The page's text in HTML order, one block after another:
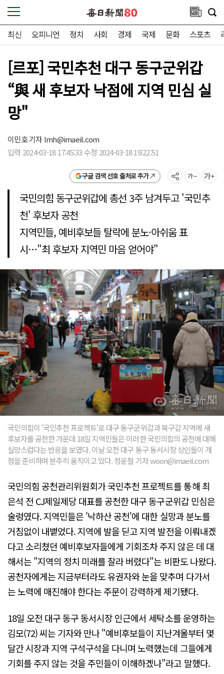
최신 오피니언 정치 사회 경제 국제 문화 스포츠
[르포] 국민추천 대구 동구군위갑
“與 새 후보자 낙점에 지역 민심 실
망"
이민호 기자lmh@imaeil.com
입력 2024-03-18 17:45:33 수정 2024-03-18 19:22:51
구글 검색 선호 출처로 추가
국민의힘 동구군위갑에 총선 3주 남겨두고 '국민추
천' 후보자 공천
지역민들, 예비후보들 탈락에 분노·아쉬움 표
시…"최 후보자 지역민 마음 얻어야"
국민의힘이 '국민추천 프로젝트'로 대구 동구군위갑과 북구갑 지역에 새
후보자를 공천한 가운데 18일 지역민들은 이러한 국민의힘의 공천에 대해
실망스럽다는 반응을 보였다. 이날 오전 대구 동구 동서시장 상인들이 개
점을 준비하며 분주히 움직이고 있다. 정운철 기자 woon@imaeil.com
국민의힘 공천관리위원회가 국민추천 프로젝트를 통해 최
은석 전 CJ제일제당 대표를 공천한 대구 동구군위갑 민심은
술렁였다. 지역민들은 '낙하산 공천'에 대한 실망과 분노를
거침없이 내뱉었다. 지역에 발을 딛고 지역 발전을 이뤄내겠
다고 소리쳤던 예비후보자들에게 기회조차 주지 않은 데 대
해서는 "지역의 정치 미래를 잘라 버렸다"는 비판도 나왔다.
공천자에게는 지금부터라도 유권자와 눈을 맞추며 다가서
는 노력에 매진해야 한다는 주문이 강력하게 제기됐다.
18일 오전 대구 동구 동서시장 인근에서 세탁소를 운영하는
김모(72) 씨는 기자와 만나 "예비후보들이 지난겨울부터 몇
달간 시장과 지역 구석구석을 다니며 노력했는데 그들에게
기회를 주지 않는 것을 주민들이 이해하겠나"라고 말했다.